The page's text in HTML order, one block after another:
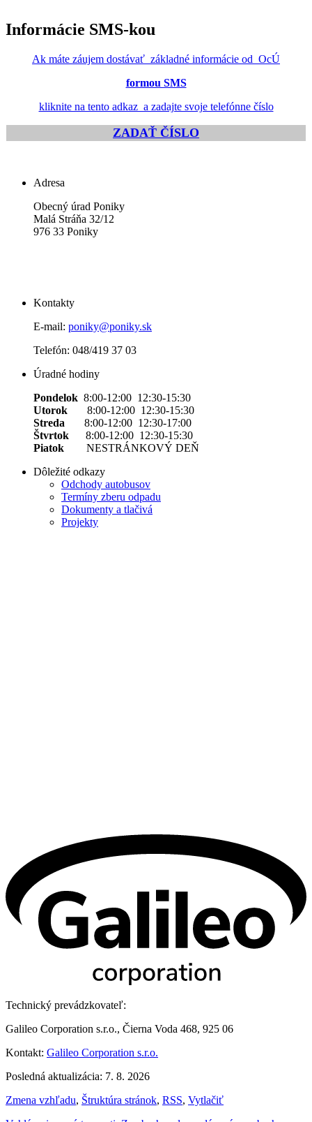
Informácie SMS-kou
Ak máte záujem dostávať základné informácie od OcÚ
formou SMS
kliknite na tento adkaz a zadajte svoje telefónne číslo
ZADAŤ ČÍSLO
Adresa
Obecný úrad Poniky
Malá Stráňa 32/12
976 33 Poniky
Kontakty
E-mail: poniky@poniky.sk
Telefón: 048/419 37 03
Úradné hodiny
Pondelok 8:00-12:00 12:30-15:30
Utorok 8:00-12:00 12:30-15:30
Streda 8:00-12:00 12:30-17:00
Štvrtok
8:00-12:00 12:30-15:30
Piatok NESTRÁNKOVÝ DEŇ
Dôležité odkazy
Odchody autobusov
Termíny zberu odpadu
Dokumenty a tlačivá
Projekty
Technický prevádzkovateľ:
Galileo Corporation s.r.o., Čierna Voda 468, 925 06
Kontakt: Galileo Corporation s.r.o.
Posledná aktualizácia: 7. 8. 2026
Zmena vzhľadu, Štruktúra stránok, RSS, Vytlačiť